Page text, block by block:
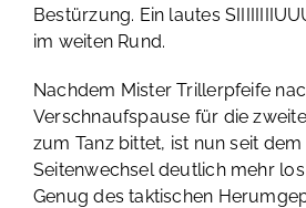
Bestürzung. Ein lautes
im weiten Rund.
Nachdem Mister Trillerpfeife
Verschnaufspause für die
zum Tanz bittet, ist nun seit
Seitenwechsel deutlich mehr
Genug des taktischen